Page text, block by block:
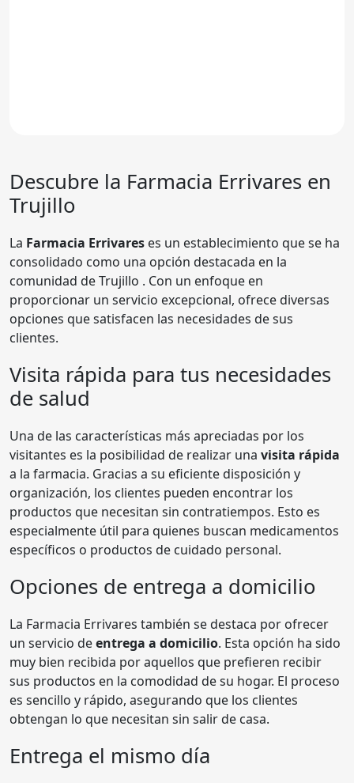
Descubre la Farmacia Errivares en
Trujillo
La Farmacia Errivares es un establecimiento que se ha
consolidado como una opción destacada en la
comunidad de Trujillo . Con un enfoque en
proporcionar un servicio excepcional, ofrece diversas
opciones que satisfacen las necesidades de sus
clientes.
Visita rápida para tus necesidades
de salud
Una de las características más apreciadas por los
visitantes es la posibilidad de realizar una visita rápida
a la farmacia. Gracias a su eficiente disposición y
organización, los clientes pueden encontrar los
productos que necesitan sin contratiempos. Esto es
especialmente útil para quienes buscan medicamentos
específicos o productos de cuidado personal.
Opciones de entrega a domicilio
La Farmacia Errivares también se destaca por ofrecer
un servicio deentrega a domicilio. Esta opción ha sido
muy bien recibida por aquellos que prefieren recibir
sus productos en la comodidad de su hogar. El proceso
es sencillo y rápido, asegurando que los clientes
obtengan lo que necesitan sin salir de casa.
Entrega el mismo día